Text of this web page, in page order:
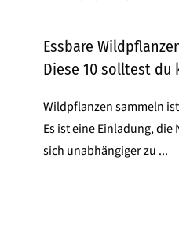
Essbare
Diese 10 solltest du
Wildpflanzen sammeln
Es ist eine Einladung,
sich unabhängiger zu ...